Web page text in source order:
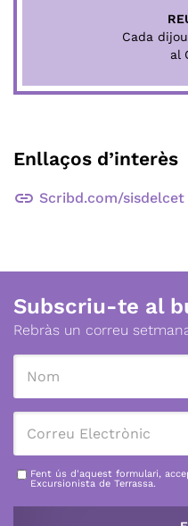
Cada
al
Enllaços d’interès
link Scribd.com/sisdelcet
Subscriu-te al
Rebràs un correu
Fent ús d'aquest formulari,
Excursionista de Terrassa.